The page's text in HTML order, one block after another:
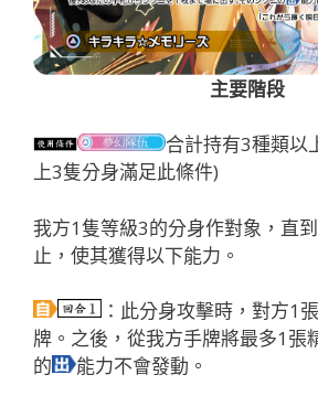
主要階段
合計持有3種類以
上3隻分身滿足此條件)
我方1隻等級3的分身作對象，直
止，使其獲得以下能力。
：此分身攻擊時，對方1
牌。之後，從我方手牌將最多1張
的
能力不會發動。